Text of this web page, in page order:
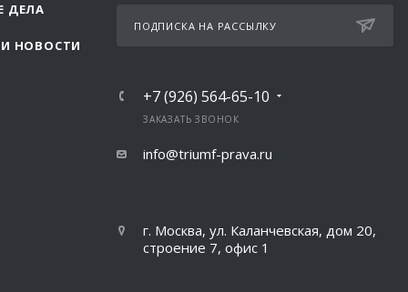
ДЕЛА
НОВОСТИ
ПОДПИСКА НА РАССЫЛКУ
+7 (926) 564-65-10
ЗАКАЗАТЬ ЗВОНОК
info@triumf-prava.ru
г. Москва, ул. Каланчевская, дом 20,
строение 7, офис 1